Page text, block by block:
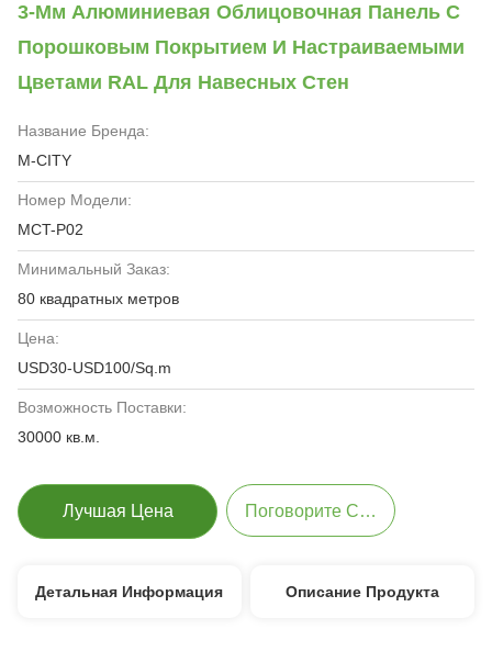
3-Мм Алюминиевая Облицовочная Панель С
Порошковым Покрытием И Настраиваемыми
Цветами RAL Для Навесных Стен
Название Бренда:
M-CITY
Номер Модели:
MCT-P02
Минимальный Заказ:
80 квадратных метров
Цена:
USD30-USD100/Sq.m
Возможность Поставки:
30000 кв.м.
Лучшая Цена Поговорите Сейчас
Детальная Информация Описание Продукта